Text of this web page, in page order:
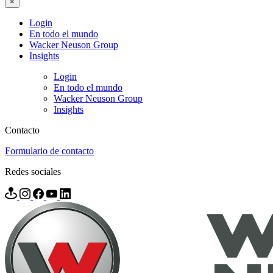
Login
En todo el mundo
Wacker Neuson Group
Insights
Login
En todo el mundo
Wacker Neuson Group
Insights
Contacto
Formulario de contacto
Redes sociales